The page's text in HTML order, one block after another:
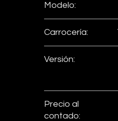
Modelo:
Carrocería:
Versión:
Precio al
contado: